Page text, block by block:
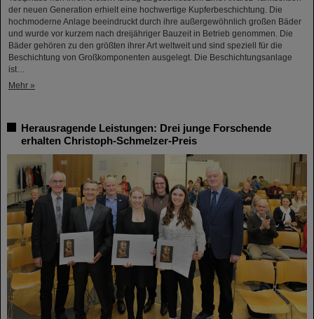
der neuen Generation erhielt eine hochwertige Kupferbeschichtung. Die
hochmoderne Anlage beeindruckt durch ihre außergewöhnlich großen Bäder
und wurde vor kurzem nach dreijähriger Bauzeit in Betrieb genommen. Die
Bäder gehören zu den größten ihrer Art weltweit und sind speziell für die
Beschichtung von Großkomponenten ausgelegt. Die Beschichtungsanlage
ist…
Mehr »
Herausragende Leistungen: Drei junge Forschende
erhalten Christoph-Schmelzer-Preis